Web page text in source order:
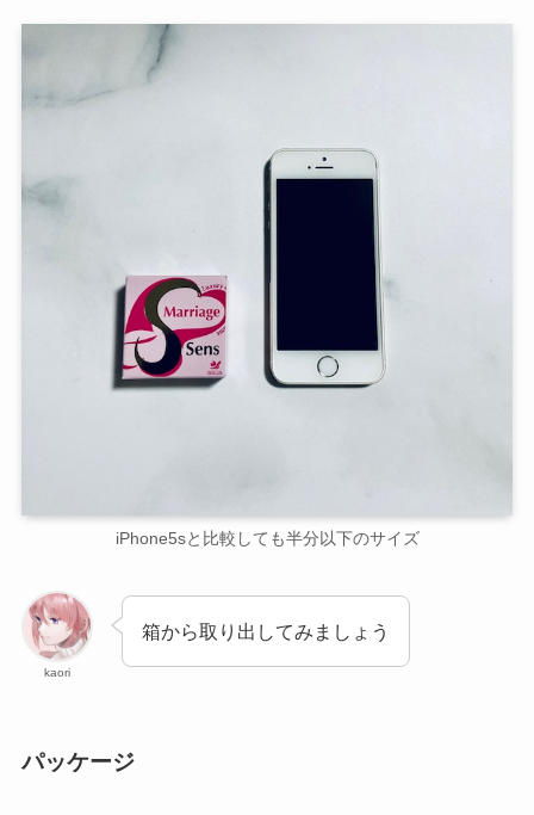
iPhone5sと比較しても半分以下のサイズ
kaori
箱から取り出してみましょう
パッケージ